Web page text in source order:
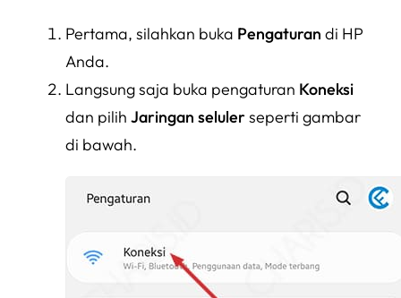
Pertama, silahkan buka Pengaturan di HP
Anda.
Langsung saja buka pengaturan Koneksi
dan pilih Jaringan selulerseperti gambar
di bawah.